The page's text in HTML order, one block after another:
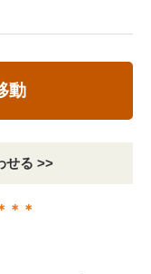
動
せる >>
＊＊